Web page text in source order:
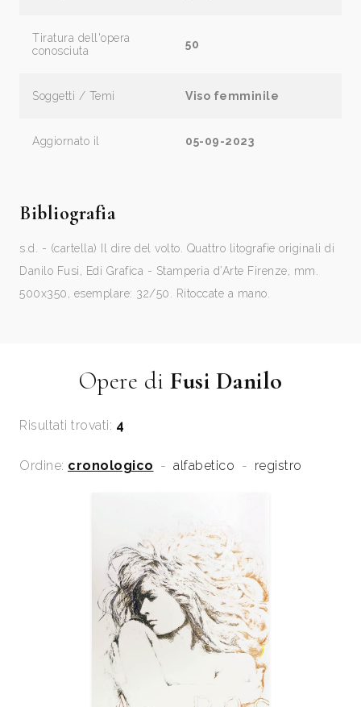
Tiratura dell'opera
conosciuta
50
Soggetti / Temi Viso femminile
Aggiornato il 05-09-2023
Bibliografia
s.d. - (cartella) Il dire del volto. Quattro litografie originali di
Danilo Fusi, Edi Grafica - Stamperia d’Arte Firenze, mm.
500x350, esemplare: 32/50. Ritoccate a mano.
Opere di Fusi Danilo
Risultati trovati: 4
Ordine: cronologico - alfabetico - registro